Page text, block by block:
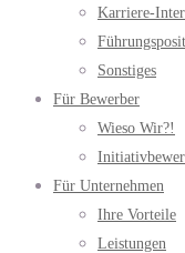
Karriere-
Sonstiges
Für Bewerber
Wieso Wir?!
Für Unternehmen
Ihre Vorteile
Leistungen